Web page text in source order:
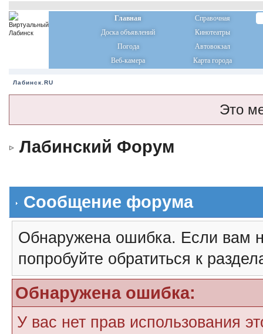
Главная
Справочная
Доска объявлений
Кинотеатры
Погода
Автовокзал
Веб-камера
Карта города
Лабинск.RU
Это
Лабинский Форум
Сообщение форума
Обнаружена ошибка. Если вам
попробуйте обратиться к
Обнаружена ошибка:
У вас нет прав использования